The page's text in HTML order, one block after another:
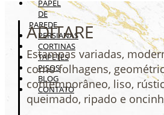
PAPEL
DE
PAREDE
PERSIANAS
CORTINAS
TAPETES
PISOS
BLOG
CONTATO
ADITARE
Estampas variadas,
como folhagens,
contemporâneo, liso,
queimado, ripado e